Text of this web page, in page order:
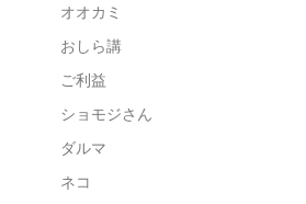
オオカミ
おしら講
ご利益
ショモジさん
ダルマ
ネコ